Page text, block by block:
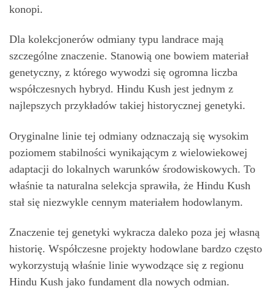
konopi.
Dla kolekcjonerów odmiany typu landrace mają
szczególne znaczenie. Stanowią one bowiem materiał
genetyczny, z którego wywodzi się ogromna liczba
współczesnych hybryd. Hindu Kush jest jednym z
najlepszych przykładów takiej historycznej genetyki.
Oryginalne linie tej odmiany odznaczają się wysokim
poziomem stabilności wynikającym z wielowiekowej
adaptacji do lokalnych warunków środowiskowych. To
właśnie ta naturalna selekcja sprawiła, że Hindu Kush
stał się niezwykle cennym materiałem hodowlanym.
Znaczenie tej genetyki wykracza daleko poza jej własną
historię. Współczesne projekty hodowlane bardzo często
wykorzystują właśnie linie wywodzące się z regionu
Hindu Kush jako fundament dla nowych odmian.